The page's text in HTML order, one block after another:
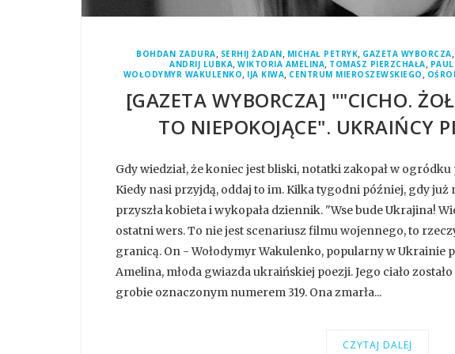
BOHDAN ZADURA, SERHIJ ŻADAN, MICHAŁ PETRYK, GAZETA WYBORCZA,
ANDRIJ LUBKA, WIKTORIA AMELINA, TOMASZ PIERZCHAŁA,
WOŁODYMYR WAKULENKO, IJA KIWA, CENTRUM MIEROSZEWSKIEGO ,
[GAZETA WYBORCZA] ""CICHO.
TO NIEPOKOJĄCE". UKRAIŃCY
Gdy wiedział, że koniec jest bliski, notatki zakopał w
Kiedy nasi przyjdą, oddaj to im. Kilka tygodni później, gdy już
przyszła kobieta i wykopała dziennik. "Wse bude Ukrajina!
ostatni wers. To nie jest scenariusz filmu wojennego, to
granicą. On - Wołodymyr Wakulenko, popularny w Ukrainie
Amelina, młoda gwiazda ukraińskiej poezji. Jego ciało
grobie oznaczonym numerem 319. Ona zmarła...
CZYTAJ DALEJ